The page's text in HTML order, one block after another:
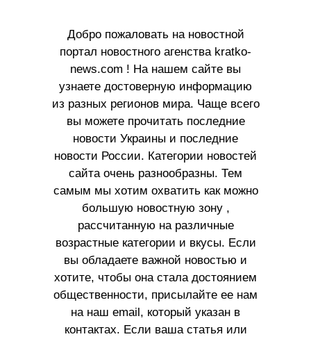
Добро пожаловать на новостной
портал новостного агенства kratko-
news.com ! На нашем сайте вы
узнаете достоверную информацию
из разных регионов мира. Чаще всего
вы можете прочитать последние
новости Украины и последние
новости России. Категории новостей
сайта очень разнообразны. Тем
самым мы хотим охватить как можно
большую новостную зону ,
рассчитанную на различные
возрастные категории и вкусы. Если
вы обладаете важной новостью и
хотите, чтобы она стала достоянием
общественности, присылайте ее нам
на наш email, который указан в
контактах. Если ваша статья или